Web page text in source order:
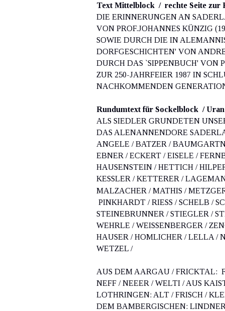
Text Mittelblock  /  rechte Seite zur
DIE ERINNERUNGEN AN
VON PROF.JOHANNES KÜNZIG
SOWIE DURCH DIE IN
DORFGESCHICHTEN' VON
DURCH DAS `SIPPENBUCH' VON
ZUR 250-JAHRFEIER 1987 IN
NACHKOMMENDEN
Rundumtext für Sockelblock  /
ALS SIEDLER GRUNDETEN
DAS ALENANNENDORE
ANGELE / BATZER /
EBNER / ECKERT / EISELE /
HAUSENSTEIN / HETTICH /
KESSLER / KETTERER /
MALZACHER / MATHIS /
PINKHARDT / RIESS / SCHELB /
STEINEBRUNNER / STIEGLER /
WEHRLE / WEISSENBERGER /
HAUSER / HOMLICHER / LELLA /
WETZEL /
AUS DEM AARGAU / FRICKTAL:
NEFF / NEEER / WELTI / AUS
LOTHRINGEN: ALT / FRISCH /
DEM BAMBERGISCHEN: